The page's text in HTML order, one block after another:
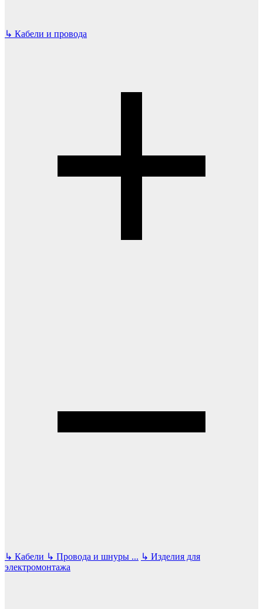
↳ Кабели и провода
↳ Кабели ↳ Провода и шнуры ... ↳ Изделия для
электромонтажа